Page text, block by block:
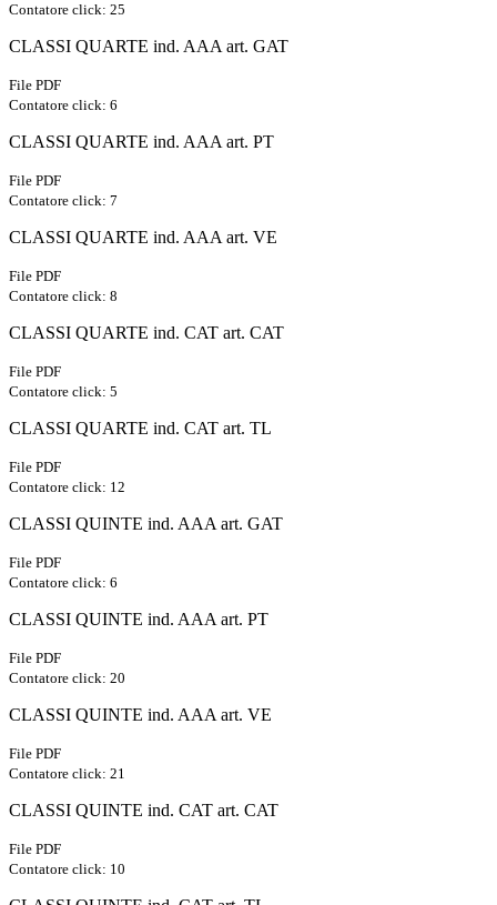
Contatore click: 25
CLASSI QUARTE ind. AAA art. GAT
File PDF
Contatore click: 6
CLASSI QUARTE ind. AAA art. PT
File PDF
Contatore click: 7
CLASSI QUARTE ind. AAA art. VE
File PDF
Contatore click: 8
CLASSI QUARTE ind. CAT art. CAT
File PDF
Contatore click: 5
CLASSI QUARTE ind. CAT art. TL
File PDF
Contatore click: 12
CLASSI QUINTE ind. AAA art. GAT
File PDF
Contatore click: 6
CLASSI QUINTE ind. AAA art. PT
File PDF
Contatore click: 20
CLASSI QUINTE ind. AAA art. VE
File PDF
Contatore click: 21
CLASSI QUINTE ind. CAT art. CAT
File PDF
Contatore click: 10